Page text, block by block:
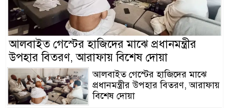
আলবাইত গেস্টের হাজিদের মাঝে প্রধানমন্ত্রীর
উপহার বিতরণ, আরাফায় বিশেষ দোয়া
আলবাইত গেস্টের হাজিদের মাঝে
প্রধানমন্ত্রীর উপহার বিতরণ, আরাফায়
বিশেষ দোয়া